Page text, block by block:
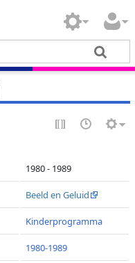
1980 - 1989
Beeld en Geluid
Kinderprogramma
1980-1989